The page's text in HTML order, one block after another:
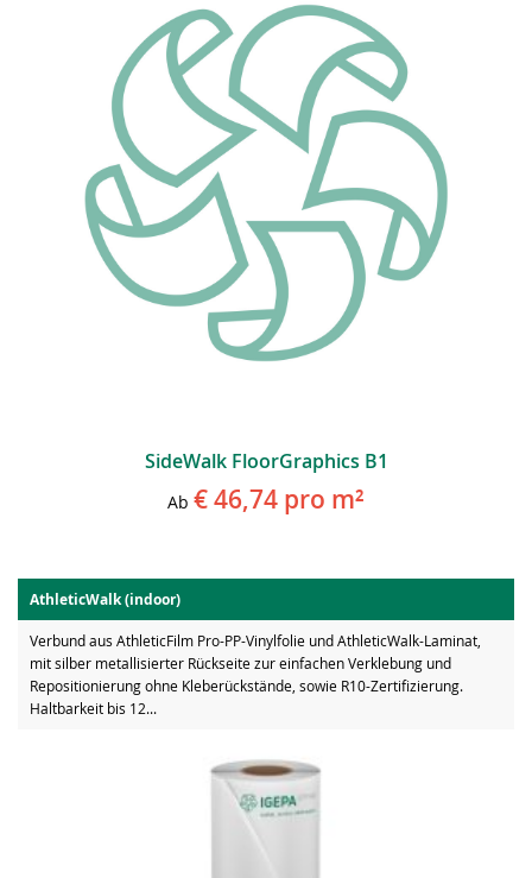
SideWalk FloorGraphics B1
Ab € 46,74 pro m²
AthleticWalk (indoor)
Verbund aus AthleticFilm Pro-PP-Vinylfolie und AthleticWalk-Laminat,
mit silber metallisierter Rückseite zur einfachen Verklebung und
Repositionierung ohne Kleberückstände, sowie R10-Zertifizierung.
Haltbarkeit bis 12...